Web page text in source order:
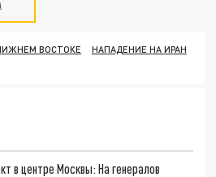
ВОСТОКЕ
НАПАДЕНИЕ НА ИРАН
в центре Москвы: На генералов